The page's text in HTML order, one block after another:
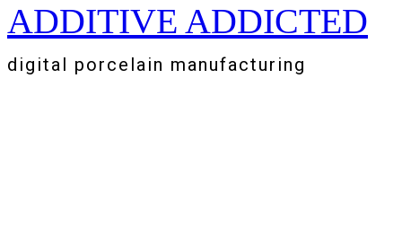
Zum
Inhalt
springen
ADDITIVE ADDICTED
digital porcelain manufacturing